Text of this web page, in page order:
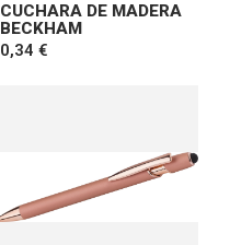
CUCHARA DE MADERA
BECKHAM
0,34 €